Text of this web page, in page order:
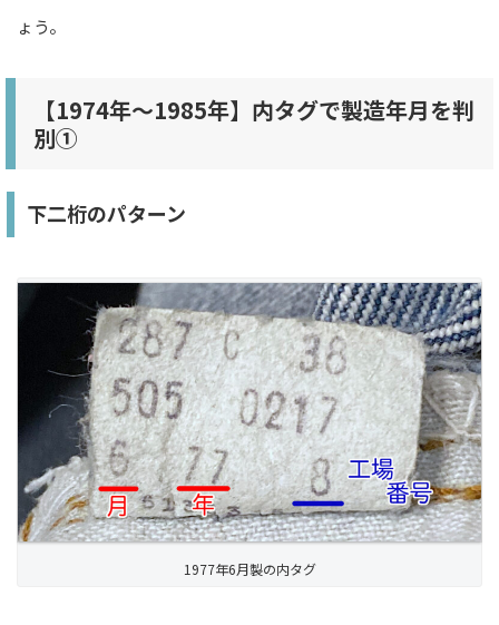
ょう。
【1974年〜1985年】内タグで製造年月を判
別①
下二桁のパターン
1977年6月製の内タグ